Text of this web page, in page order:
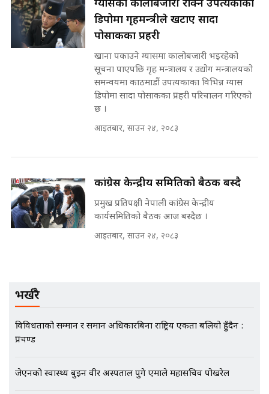
कहिले बन्ला चक्रपथ ? विस्तार कार्यमा
किन भइरहेछ ढिलाइ ?The Ring Road
Expansion Dilemma |
SIDHAKURA |
मन्त्री र पूर्व मन्त्रीको ७८ लाख घुस डिलको
अडियो | FULL AUDIO |
SIDHAKURA |
मन्त्री राजकुमारलाई घुस दिने विचौलीया
पूर्व मन्त्री रञ्जिता || SIDHAKURA
मन्त्रीले घुस डिल गरेको अडियो ! दुई झोला
SIDHAKURA INVESTIGATION |
मृतकका परिवारप्रति मेडिकल काउन्सीलको
गोप्य अडियो र म्यासेज, गृह मन्त्रालय
ग्यासको कालोबजारी रोक्न उपत्यकाका
डिपोमा गृहमन्त्रीले खटाए सादा
पोसाकका प्रहरी
खाना पकाउने ग्यासमा कालोबजारी भइरहेको
सूचना पाएपछि गृह मन्त्रालय र उद्योग मन्त्रालयको
समन्वयमा काठमाडौं उपत्यकाका विभिन्न ग्यास
डिपोमा सादा पोसाकका प्रहरी परिचालन गरिएको
छ ।
आइतबार, साउन २४, २०८३
कांग्रेस केन्द्रीय समितिको बैठक बस्दै
प्रमुख प्रतिपक्षी नेपाली कांग्रेस केन्द्रीय
कार्यसमितिको बैठक आज बस्दैछ ।
आइतबार, साउन २४, २०८३
भर्खरै
विविधताको सम्मान र समान अधिकारबिना राष्ट्रिय एकता बलियो हुँदैन :
प्रचण्ड
जेएनको स्वास्थ्य बुझ्न वीर अस्पताल पुगे एमाले महासचिव पोखरेल